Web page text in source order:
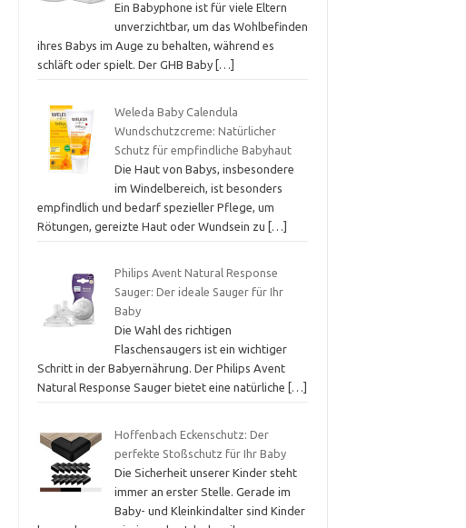
Ein Babyphone ist für viele Eltern
unverzichtbar, um das Wohlbefinden
ihres Babys im Auge zu behalten, während es
schläft oder spielt. Der GHB Baby […]
Weleda Baby Calendula
Wundschutzcreme: Natürlicher
Schutz für empfindliche Babyhaut
Die Haut von Babys, insbesondere
im Windelbereich, ist besonders
empfindlich und bedarf spezieller Pflege, um
Rötungen, gereizte Haut oder Wundsein zu […]
Philips Avent Natural Response
Sauger: Der ideale Sauger für Ihr
Baby
Die Wahl des richtigen
Flaschensaugers ist ein wichtiger
Schritt in der Babyernährung. Der Philips Avent
Natural Response Sauger bietet eine natürliche
[…]
Hoffenbach Eckenschutz: Der
perfekte Stoßschutz für Ihr Baby
Die Sicherheit unserer Kinder steht
immer an erster Stelle. Gerade im
Baby- und Kleinkindalter sind Kinder